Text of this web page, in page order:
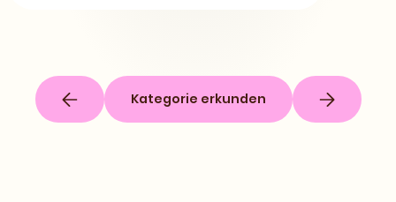
Kategorie erkunden